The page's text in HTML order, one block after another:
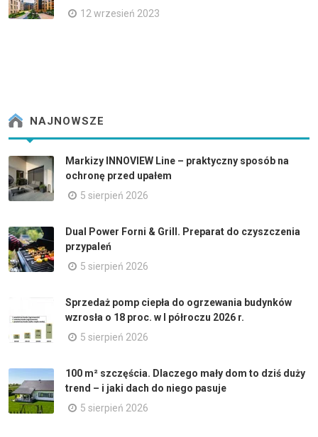
12 wrzesień 2023
NAJNOWSZE
Markizy INNOVIEW Line – praktyczny sposób na
ochronę przed upałem
5 sierpień 2026
Dual Power Forni & Grill. Preparat do czyszczenia
przypaleń
5 sierpień 2026
Sprzedaż pomp ciepła do ogrzewania budynków
wzrosła o 18 proc. w I półroczu 2026 r.
5 sierpień 2026
100 m² szczęścia. Dlaczego mały dom to dziś duży
trend – i jaki dach do niego pasuje
5 sierpień 2026